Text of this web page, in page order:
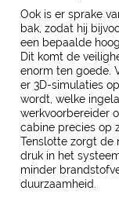
Ook is er sprake
bak, zodat hij
een bepaalde
Dit komt de
enorm ten goede.
er 3D-simulaties
wordt, welke
werkvoorbereider
cabine precies op
Tenslotte zorgt de
druk in het
minder
duurzaamheid.